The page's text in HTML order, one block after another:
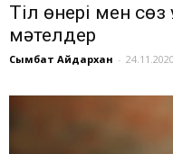
Тіл өнері мен сөз
мәтелдер
Сымбат Айдархан - 24.11.2020